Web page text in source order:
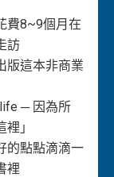
費8~9個月在
訪
版這本非商業
life ─ 因為所
」
的點點滴滴一
裡